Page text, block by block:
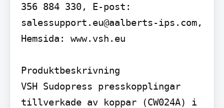
356 884 330, E-post:
salessupport.eu@aalberts-ips.com,
Hemsida: www.vsh.eu
Produktbeskrivning
VSH Sudopress presskopplingar
tillverkade av koppar (CW024A) i